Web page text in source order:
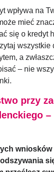
wpływa na
mieć
się o kredyt
wszystkie
a
– nie
przy
–